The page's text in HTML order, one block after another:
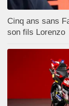
Cinq ans sans
son fils Lorenzo